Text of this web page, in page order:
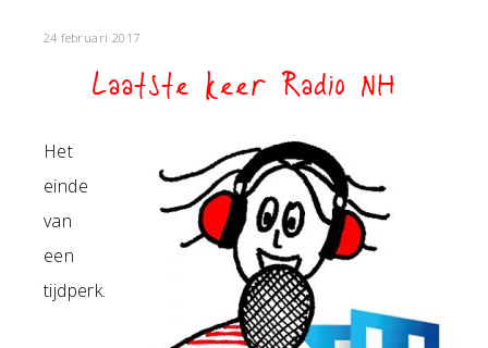
24 februari 2017
Laatste keer Radio NH
Het
einde
van
een
tijdperk.